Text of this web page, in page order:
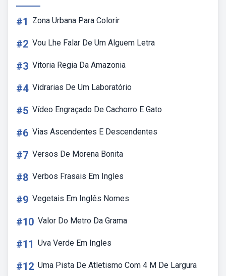
#1 Zona Urbana Para Colorir
#2 Vou Lhe Falar De Um Alguem Letra
#3 Vitoria Regia Da Amazonia
#4 Vidrarias De Um Laboratório
#5 Vídeo Engraçado De Cachorro E Gato
#6 Vias Ascendentes E Descendentes
#7 Versos De Morena Bonita
#8 Verbos Frasais Em Ingles
#9 Vegetais Em Inglês Nomes
#10 Valor Do Metro Da Grama
#11 Uva Verde Em Ingles
#12 Uma Pista De Atletismo Com 4 M De Largura